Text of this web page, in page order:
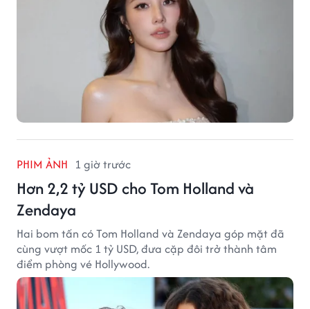
PHIM ẢNH 1 giờ trước
Hơn 2,2 tỷ USD cho Tom Holland và
Zendaya
Hai bom tấn có Tom Holland và Zendaya góp mặt đã
cùng vượt mốc 1 tỷ USD, đưa cặp đôi trở thành tâm
điểm phòng vé Hollywood.